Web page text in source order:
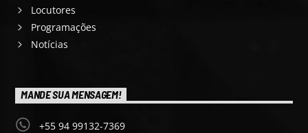
Locutores
Programações
Notícias
MANDE SUA MENSAGEM!
+55 94 99132-7369